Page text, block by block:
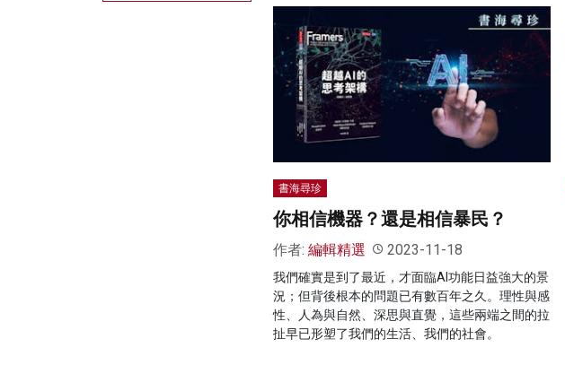
書海尋珍
你相信機器？還是相信暴民？
作者: 編輯精選 2023-11-18
我們確實是到了最近，才面臨AI功能日益強大的景
況；但背後根本的問題已有數百年之久。理性與感
性、人為與自然、深思與直覺，這些兩端之間的拉
扯早已形塑了我們的生活、我們的社會。